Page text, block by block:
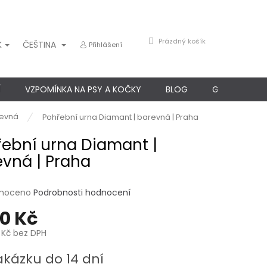
ČEŠTINA Přihlášení
NÁKUPNÍ
Prázdný košík
VZPOMÍNKA NA PSY A KOČKY BLOG GARANCE
Pohřební urna Diamant | barevná | Praha
urna Diamant |
| Praha
Podrobnosti hodnocení
Kč
bez DPH
do 14 dní